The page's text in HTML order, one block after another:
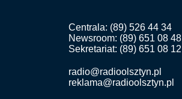
Centrala: (89) 526 44 34
Newsroom: (89) 651 08 48
Sekretariat: (89) 651 08 12
radio@radioolsztyn.pl
reklama@radioolsztyn.pl